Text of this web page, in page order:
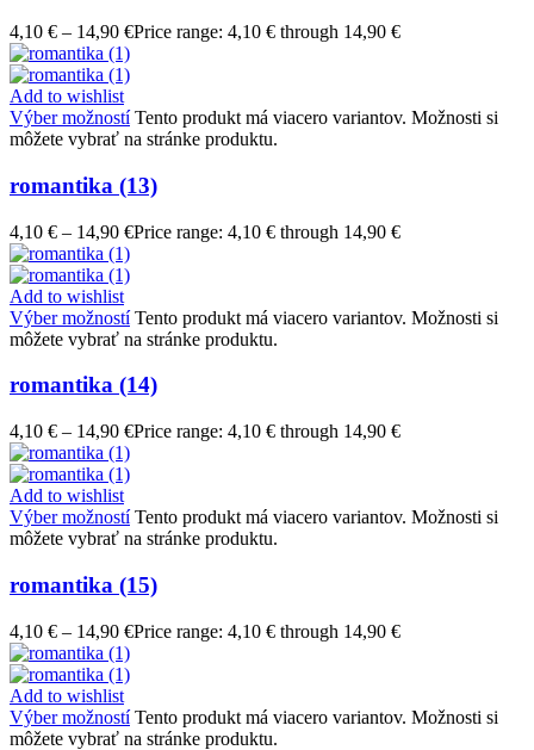
4,10 € – 14,90 €Price range: 4,10 € through 14,90 €
Add to wishlist
Výber možností Tento produkt má viacero variantov. Možnosti si
môžete vybrať na stránke produktu.
romantika (13)
4,10 € – 14,90 €Price range: 4,10 € through 14,90 €
Add to wishlist
Výber možností Tento produkt má viacero variantov. Možnosti si
môžete vybrať na stránke produktu.
romantika (14)
4,10 € – 14,90 €Price range: 4,10 € through 14,90 €
Add to wishlist
Výber možností Tento produkt má viacero variantov. Možnosti si
môžete vybrať na stránke produktu.
romantika (15)
4,10 € – 14,90 €Price range: 4,10 € through 14,90 €
Add to wishlist
Výber možností Tento produkt má viacero variantov. Možnosti si
môžete vybrať na stránke produktu.